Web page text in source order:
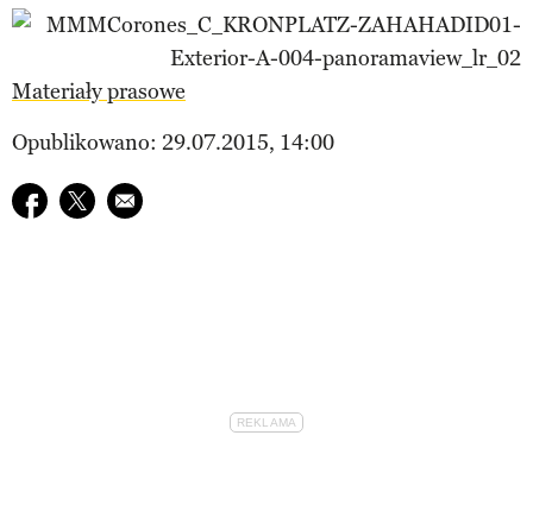
Materiały prasowe
Opublikowano: 29.07.2015, 14:00
Udostępnij na facebook
Udostępnij na twitter
E-mail do przyjaciela